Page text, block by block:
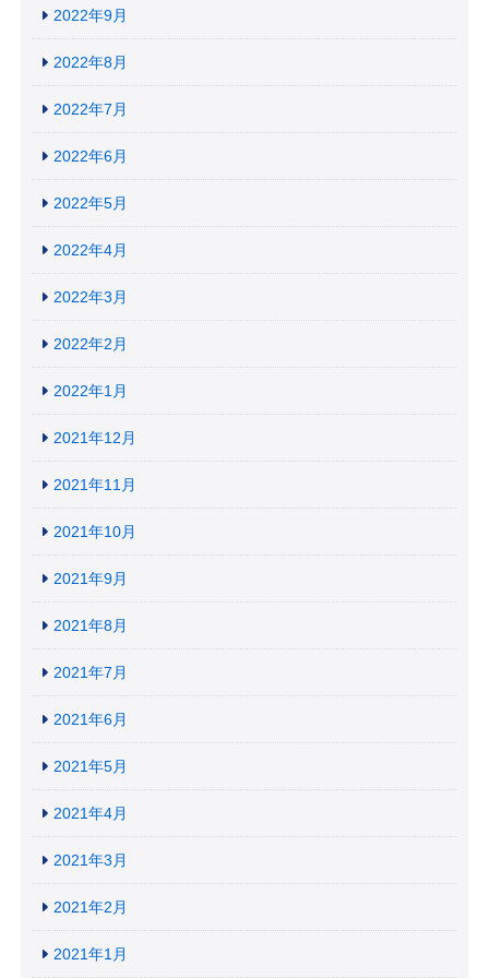
2022年9月
2022年8月
2022年7月
2022年6月
2022年5月
2022年4月
2022年3月
2022年2月
2022年1月
2021年12月
2021年11月
2021年10月
2021年9月
2021年8月
2021年7月
2021年6月
2021年5月
2021年4月
2021年3月
2021年2月
2021年1月